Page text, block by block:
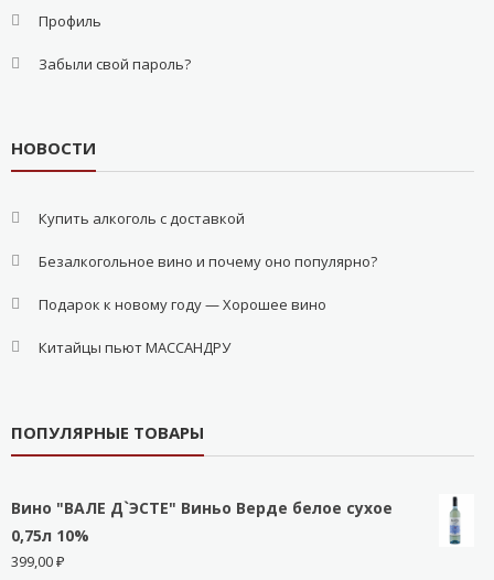
Профиль
Забыли свой пароль?
НОВОСТИ
Купить алкоголь с доставкой
Безалкогольное вино и почему оно популярно?
Подарок к новому году — Хорошее вино
Китайцы пьют МАССАНДРУ
ПОПУЛЯРНЫЕ ТОВАРЫ
Вино "ВАЛЕ Д`ЭСТЕ" Виньо Верде белое сухое
0,75л 10%
399,00₽